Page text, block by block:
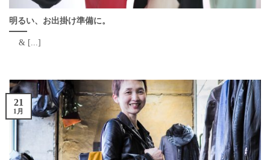
明るい、お出掛け準備に。
& [...]
21
1月